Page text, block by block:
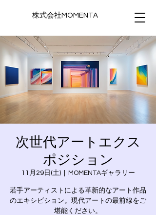
株式会社MOMENTA
次世代アートエクス
ポジション
11月29日(土)
  |
MOMENTAギャラリー
若手アーティストによる革新的なアート作品
のエキシビション。現代アートの最前線をご
堪能ください。